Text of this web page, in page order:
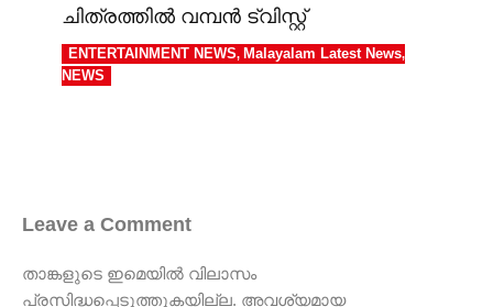
ചിത്രത്തിൽ വമ്പൻ ട്വിസ്റ്റ്
ENTERTAINMENT NEWS, Malayalam Latest News,
NEWS
Leave a Comment
താങ്കളുടെ ഇമെയില്‍ വിലാസം
പ്രസിദ്ധപ്പെടുത്തുകയില്ല. അവശ്യമായ